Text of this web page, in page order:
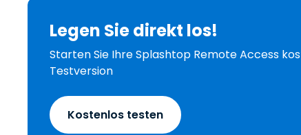
Legen Sie direkt los!
Starten Sie Ihre Splashtop Remote Access
Testversion
Kostenlos testen